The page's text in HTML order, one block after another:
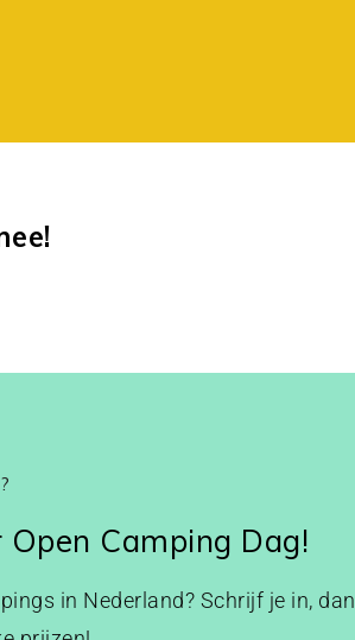
Camping Dag!
in Nederland? Schrijf je in, dan